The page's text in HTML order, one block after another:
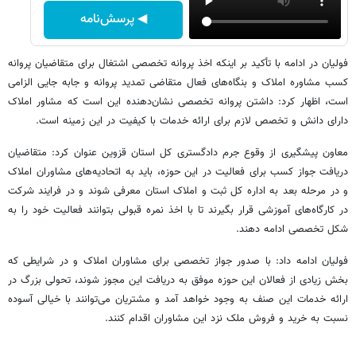
◀ پرسش‌نامه
فولیان در ادامه با تأکید بر اینکه اخذ پروانه تخصصی اشتغال برای متقاضیان پروانه
کسب مشاوره املاک و بنگاه‌های فعال متقاضی تمدید پروانه و جابه جایی الزامی
است، اظهار کرد: داشتن پروانه تخصصی نشان‌دهنده این است که مشاور املاک
دارای دانش و تخصص لازم برای ارائه خدمات با کیفیت در این زمینه است.
معاون پیشگیری از وقوع جرم دادگستری کل استان قزوین عنوان کرد: متقاضیان
دریافت جواز کسب برای فعالیت در این حوزه، باید به اتحادیه‌های مشاوران املاک
و در مرحله بعد به اداره کل ثبت و املاک استان معرفی شوند و در فرایند شرکت
در کارگاه‌های آموزشی قرار بگیرند تا با اخذ نمره قبولی بتوانند فعالیت خود را به
شکل تخصصی ادامه دهند.
فولیان ادامه داد: با صدور جواز تخصصی برای مشاوران املاک و در شرایطی که
بخش زیادی از فعالان این حوزه موفق به دریافت این مجوز شوند، تحولی بزرگ در
ارائه خدمات این صنف به وجود خواهد آمد و مشتریان می‌توانند با خیالی آسوده
نسبت به خرید و فروش ملک نزد این مشاوران اقدام کنند.